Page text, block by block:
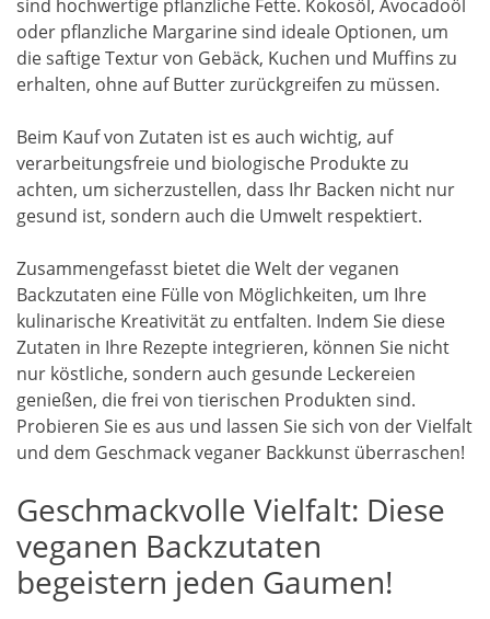
sind hochwertige pflanzliche Fette. Kokosöl, Avocadoöl
oder pflanzliche Margarine sind ideale Optionen, um
die saftige Textur von Gebäck, Kuchen und Muffins zu
erhalten, ohne auf Butter zurückgreifen zu müssen.
Beim Kauf von Zutaten ist es auch wichtig, auf
verarbeitungsfreie und biologische Produkte zu
achten, um sicherzustellen, dass Ihr Backen nicht nur
gesund ist, sondern auch die Umwelt respektiert.
Zusammengefasst bietet die Welt der veganen
Backzutaten eine Fülle von Möglichkeiten, um Ihre
kulinarische Kreativität zu entfalten. Indem Sie diese
Zutaten in Ihre Rezepte integrieren, können Sie nicht
nur köstliche, sondern auch gesunde Leckereien
genießen, die frei von tierischen Produkten sind.
Probieren Sie es aus und lassen Sie sich von der Vielfalt
und dem Geschmack veganer Backkunst überraschen!
Geschmackvolle Vielfalt: Diese
veganen Backzutaten
begeistern jeden Gaumen!